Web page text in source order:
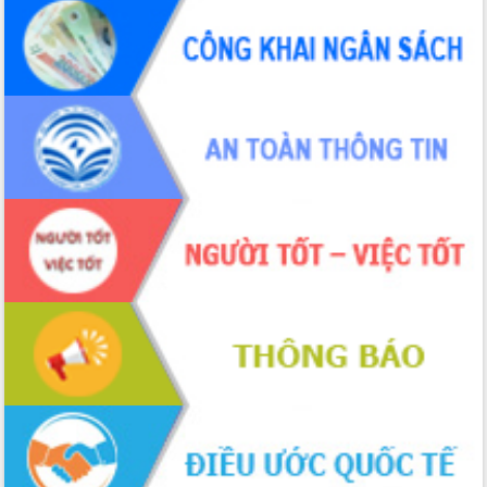
UBND tỉnh họp báo định kỳ tháng 4
năm 2026
Hội thảo khoa học “Giải pháp thúc đẩy
phát triển nền kinh tế xanh tại tỉnh
Đắk Lắk”
Tăng cường giám sát, đôn đốc thực
hiện nhiệm vụ quản lý tài sản công
hàng tuần
Tháo gỡ những vướng mắc, đẩy mạnh
công tác cải cách thủ tục hành chính
tại Trung tâm Phục vụ hành chính
công tỉnh
Đắk Lắk: Tôn vinh 46 giải pháp tại Hội
thi Sáng tạo Kỹ thuật 2024 - 2025
Đắk Lắk rà soát, điều chỉnh Đề án 190
về phát triển nuôi trồng thủy sản
Phó Chủ tịch UBND tỉnh Đắk Lắk
Trương Công Thái kiểm tra thực địa
Dự án cao tốc Khánh Hòa - Buôn Ma
Thuột